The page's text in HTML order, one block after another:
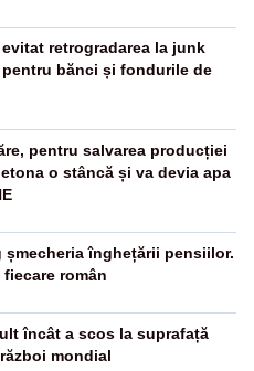
retrogradarea la junk
bănci și fondurile de
pentru salvarea producției
o stâncă și va devia apa
șmecheria înghețării pensiilor.
român
încât a scos la suprafață
mondial